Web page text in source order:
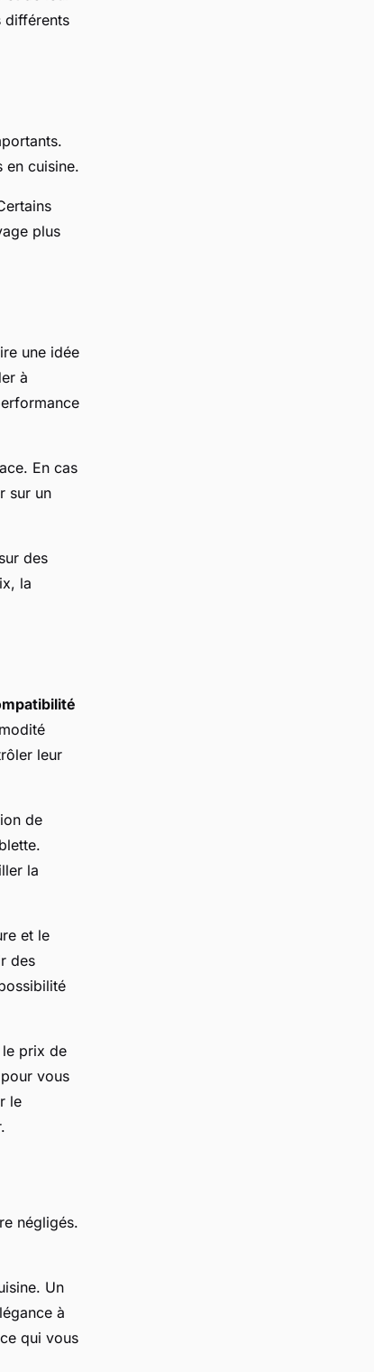
différents
en cuisine.
plus
une idée
à
En cas
sur un
des
la
leur
de
la
et le
des
prix de
vous
le
négligés.
Un
à
qui vous